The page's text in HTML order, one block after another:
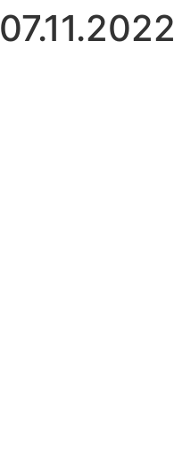
07.11.2022